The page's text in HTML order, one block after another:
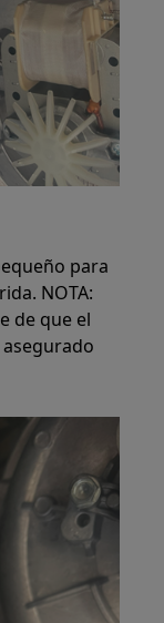
para
NOTA:
de que el